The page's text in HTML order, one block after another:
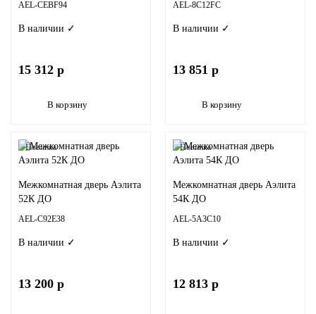
AEL-CEBF94
В наличии ✓
15 312 р
В корзину
AEL-8C12FC
В наличии ✓
13 851 р
В корзину
Новинка
Межкомнатная дверь Аэлита
52К ДО
AEL-C92E38
В наличии ✓
13 200 р
Новинка
Межкомнатная дверь Аэлита
54К ДО
AEL-5A3C10
В наличии ✓
12 813 р